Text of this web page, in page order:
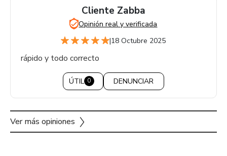
Cliente Zabba
Opinión real y verificada
|18 Octubre 2025
rápido y todo correcto
ÚTIL 0 DENUNCIAR
Ver más opiniones